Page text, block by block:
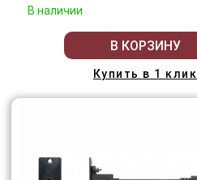
В наличии
В КОРЗИНУ
Купить в 1 клик